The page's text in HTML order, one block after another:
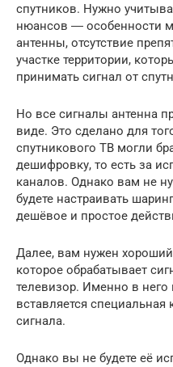
спутников. Нужно
нюансов ― особенности
антенны, отсутствие
участке территории,
принимать сигнал от
Но все сигналы антенна
виде. Это сделано для
спутникового ТВ могли
дешифровку, то есть за
каналов. Однако вам не
будете настраивать
дешёвое и простое
Далее, вам нужен
которое обрабатывает
телевизор. Именно в
вставляется
сигнала.
Однако вы не будете её